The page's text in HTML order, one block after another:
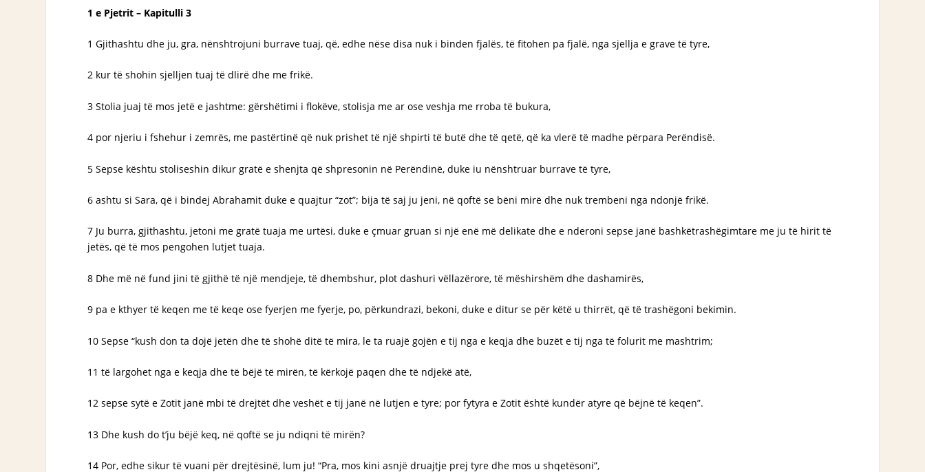
1 e Pjetrit – Kapitulli 3
1 Gjithashtu dhe ju, gra, nënshtrojuni burrave tuaj, që, edhe nëse disa nuk i binden fjalës, të fitohen pa fjalë, nga sjellja e grave të tyre,
2 kur të shohin sjelljen tuaj të dlirë dhe me frikë.
3 Stolia juaj të mos jetë e jashtme: gërshëtimi i flokëve, stolisja me ar ose veshja me rroba të bukura,
4 por njeriu i fshehur i zemrës, me pastërtinë që nuk prishet të një shpirti të butë dhe të qetë, që ka vlerë të madhe përpara Perëndisë.
5 Sepse kështu stoliseshin dikur gratë e shenjta që shpresonin në Perëndinë, duke iu nënshtruar burrave të tyre,
6 ashtu si Sara, që i bindej Abrahamit duke e quajtur “zot”; bija të saj ju jeni, në qoftë se bëni mirë dhe nuk trembeni nga ndonjë frikë.
7 Ju burra, gjithashtu, jetoni me gratë tuaja me urtësi, duke e çmuar gruan si një enë më delikate dhe e nderoni sepse janë bashkëtrashëgimtare me ju të hirit të
jetës, që të mos pengohen lutjet tuaja.
8 Dhe më në fund jini të gjithë të një mendjeje, të dhembshur, plot dashuri vëllazërore, të mëshirshëm dhe dashamirës,
9 pa e kthyer të keqen me të keqe ose fyerjen me fyerje, po, përkundrazi, bekoni, duke e ditur se për këtë u thirrët, që të trashëgoni bekimin.
10 Sepse “kush don ta dojë jetën dhe të shohë ditë të mira, le ta ruajë gojën e tij nga e keqja dhe buzët e tij nga të folurit me mashtrim;
11 të largohet nga e keqja dhe të bëjë të mirën, të kërkojë paqen dhe të ndjekë atë,
12 sepse sytë e Zotit janë mbi të drejtët dhe veshët e tij janë në lutjen e tyre; por fytyra e Zotit është kundër atyre që bëjnë të keqen”.
13 Dhe kush do t’ju bëjë keq, në qoftë se ju ndiqni të mirën?
14 Por, edhe sikur të vuani për drejtësinë, lum ju! “Pra, mos kini asnjë druajtje prej tyre dhe mos u shqetësoni”,